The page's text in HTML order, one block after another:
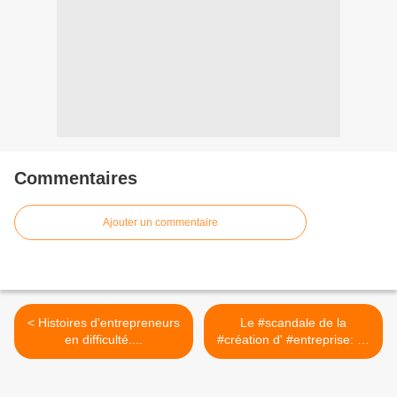
Commentaires
Ajouter un commentaire
< Histoires d'entrepreneurs
en difficulté....
Le #scandale de la
#création d' #entreprise: ce
qu'on ne vous dit pas >